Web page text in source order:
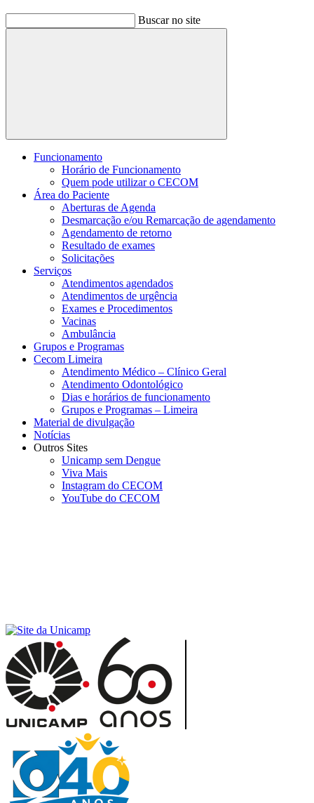
Buscar no site
Buscar
Funcionamento
Horário de Funcionamento
Quem pode utilizar o CECOM
Área do Paciente
Aberturas de Agenda
Desmarcação e/ou Remarcação de agendamento
Agendamento de retorno
Resultado de exames
Solicitações
Serviços
Atendimentos agendados
Atendimentos de urgência
Exames e Procedimentos
Vacinas
Ambulância
Grupos e Programas
Cecom Limeira
Atendimento Médico – Clínico Geral
Atendimento Odontológico
Dias e horários de funcionamento
Grupos e Programas – Limeira
Material de divulgação
Notícias
Outros Sites
Unicamp sem Dengue
Viva Mais
Instagram do CECOM
YouTube do CECOM